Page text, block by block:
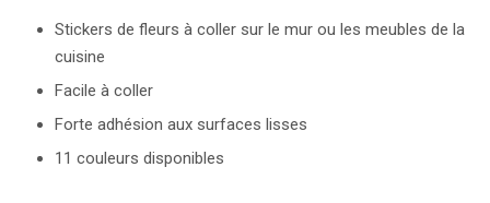
Stickers de fleurs à coller sur le mur ou les meubles de la
cuisine
Facile à coller
Forte adhésion aux surfaces lisses
11 couleurs disponibles